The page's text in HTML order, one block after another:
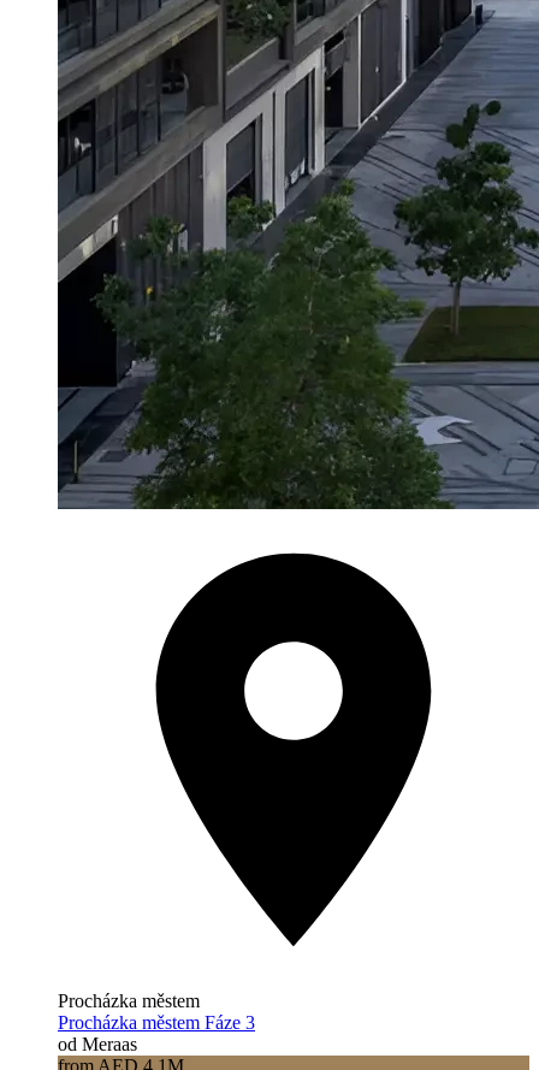
Procházka městem
Procházka městem Fáze 3
od Meraas
from AED 4.1M